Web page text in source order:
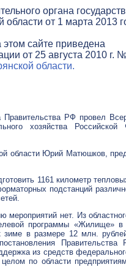
органа
области от 1 марта 2013
сайте приведена
от 25 августа 2010 г.
области.
РФ провел
хозяйства Российской
области Юрий Матюшков,
1161 километр
подстанций
мероприятий нет. Из
программы «Жилище» в
в размере 12 млн.
Правительства
из средств
по области